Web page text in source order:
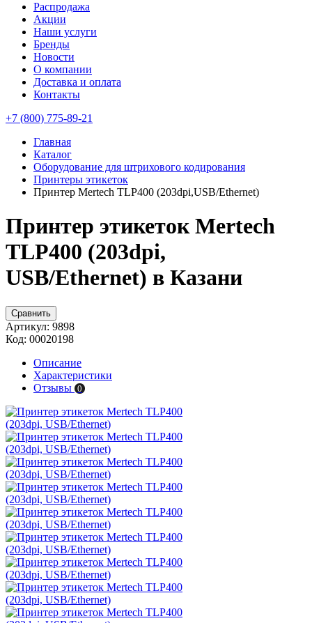
Распродажа
Акции
Наши услуги
Бренды
Новости
О компании
Доставка и оплата
Контакты
+7 (800) 775-89-21
Главная
Каталог
Оборудование для штрихового кодирования
Принтеры этикеток
Принтер Mertech TLP400 (203dpi,USB/Ethernet)
Принтер этикеток Mertech
TLP400 (203dpi,
USB/Ethernet) в Казани
Сравнить
Артикул: 9898
Код: 00020198
Описание
Характеристики
Отзывы 0